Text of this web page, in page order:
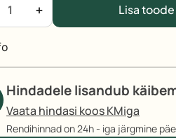
Kauss
+ Lisa
Hindadele lisandub
Vaata hindasi koos KMiga
Rendihinnad on 24h - iga järgmine